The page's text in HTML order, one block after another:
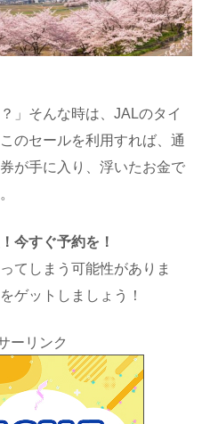
」そんな時は、JALのタイ
のセールを利用すれば、通
が手に入り、浮いたお金で
今すぐ予約を！
てしまう可能性がありま
ゲットしましょう！
ーリンク